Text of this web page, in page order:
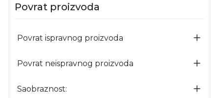
Povrat proizvoda
Povrat ispravnog proizvoda
Povrat neispravnog proizvoda
Saobraznost: